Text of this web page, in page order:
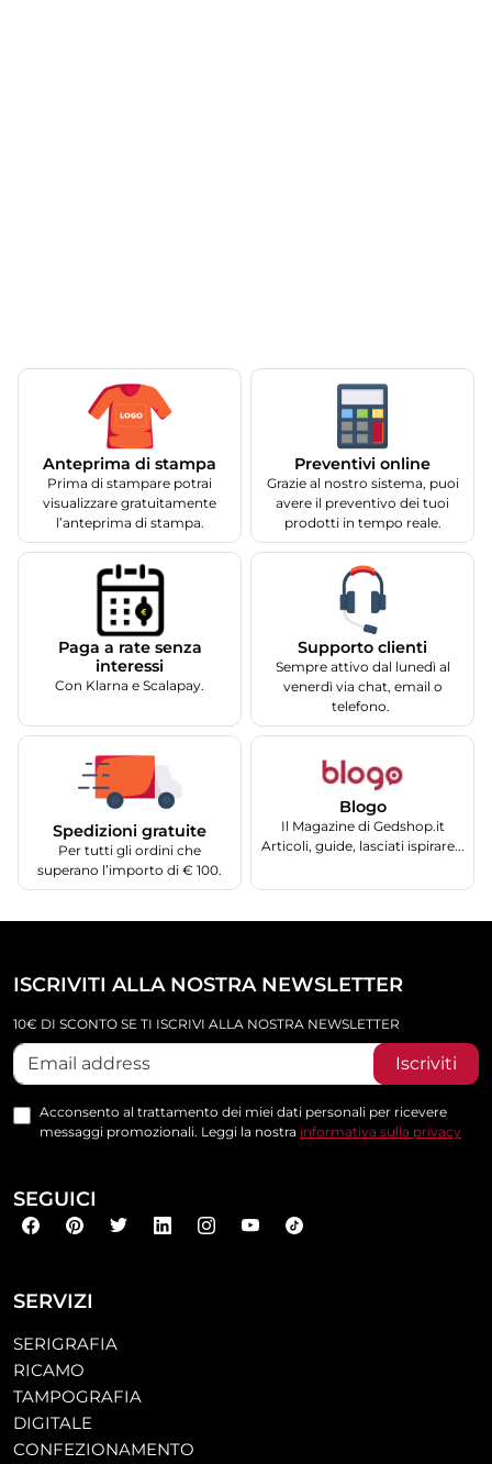
Anteprima di stampa
Prima di stampare potrai
visualizzare gratuitamente
l’anteprima di stampa.
Preventivi online
Grazie al nostro sistema, puoi
avere il preventivo dei tuoi
prodotti in tempo reale.
Paga a rate senza
interessi
Con Klarna e Scalapay.
Supporto clienti
Sempre attivo dal lunedì al
venerdì via chat, email o
telefono.
Spedizioni gratuite
Per tutti gli ordini che
superano l’importo di € 100.
Blogo
Il Magazine di Gedshop.it
Articoli, guide, lasciati ispirare...
SERVIZI
SERIGRAFIA
RICAMO
TAMPOGRAFIA
DIGITALE
CONFEZIONAMENTO
ISCRIVITI ALLA NOSTRA NEWSLETTER
10€ DI SCONTO SE TI ISCRIVI ALLA NOSTRA NEWSLETTER
Iscriviti
Acconsento al trattamento dei miei dati personali per ricevere
messaggi promozionali. Leggi la nostra informativa sulla privacy
SEGUICI